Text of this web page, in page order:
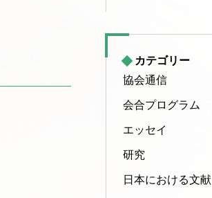
カテゴリー
協会通信
会合プログラム
エッセイ
研究
日本における文献